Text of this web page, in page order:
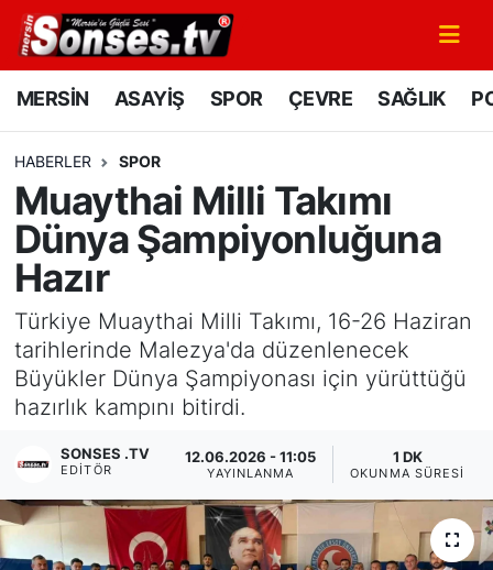
MERSİN ASAYİŞ SPOR ÇEVRE SAĞLIK
HABERLER SPOR
Muaythai Milli Takımı
Dünya Şampiyonluğuna
Hazır
Türkiye Muaythai Milli Takımı, 16-26 Haziran
tarihlerinde Malezya'da düzenlenecek
Büyükler Dünya Şampiyonası için yürüttüğü
hazırlık kampını bitirdi.
SONSES .TV
EDITÖR
12.06.2026 - 11:05
YAYINLANMA
1 DK
OKUNMA SÜRESI
MERSİN
SPOR
GÜNÜN MANŞETİ
DÜNYA
KÜLTÜR - SANAT
MAGAZİN
SAĞLIK
Siyaset
Mersin Nöbetçi Eczaneler
Mersin Namaz Vakitleri
Mersin Trafik Yoğunluk Haritası
Süper Lig Puan Durumu ve Fikstür
Tüm Manşetler
Son Dakika Haberleri
Haber Arşivi